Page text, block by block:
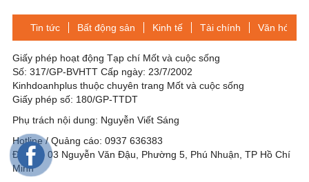
Tin tức Bất động sản Kinh tế Tài chính Văn hóa-
Giấy phép hoạt động Tạp chí Mốt và cuộc sống
Số: 317/GP-BVHTT Cấp ngày: 23/7/2002
Kinhdoanhplus thuộc chuyên trang Mốt và cuộc sống
Giấy phép số: 180/GP-TTDT
Phụ trách nội dung: Nguyễn Viết Sáng
Hotline / Quảng cáo: 0937 636383
Địa chỉ: 03 Nguyễn Văn Đậu, Phường 5, Phú Nhuận, TP Hồ Chí
Minh